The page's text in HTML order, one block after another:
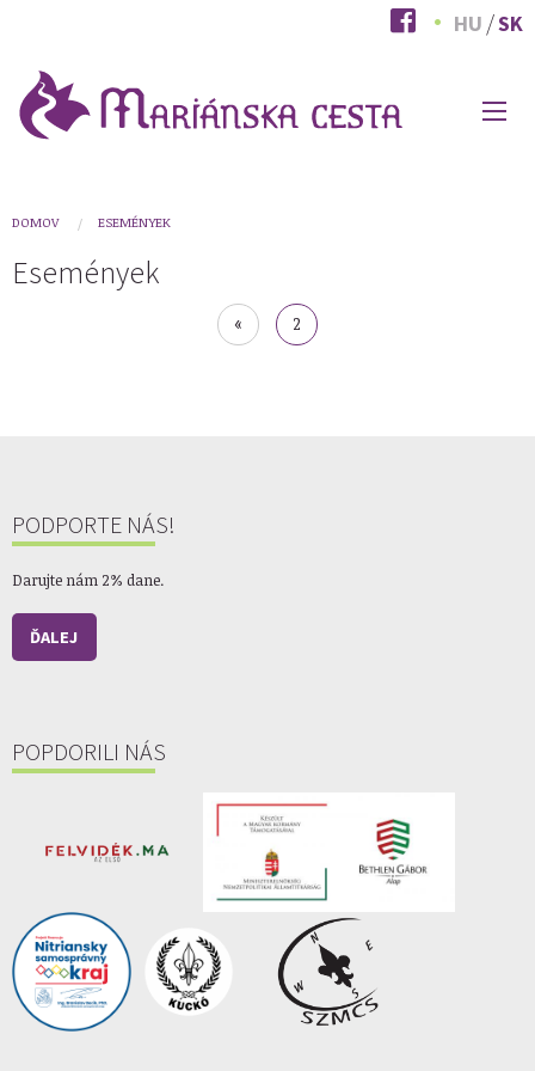
hlavný
obsah
HU SK
You
are
DOMOV ESEMÉNYEK
Események
First
page
«
Aktuálna
stránka
2
PODPORTE NÁS!
Darujte nám 2% dane.
ĎALEJ
POPDORILI NÁS